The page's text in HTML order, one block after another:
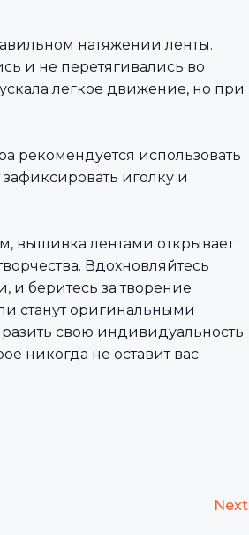
натяжении ленты.
и не перетягивались во
легкое движение, но при
рекомендуется использовать
иголку и
вышивка лентами открывает
Вдохновляйтесь
и беритесь за творение
станут оригинальными
свою индивидуальность
никогда не оставит вас
Next